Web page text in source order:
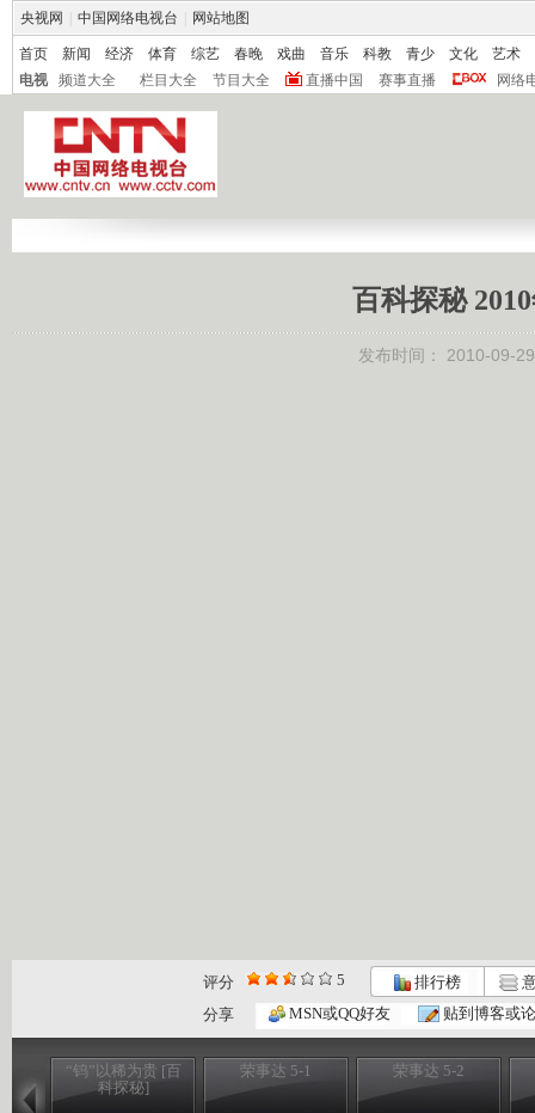
央视网 中国网络电视台 网站地图
首页 新闻 经济 体育 综艺 春晚 戏曲 音乐 科教 青少 文化
艺术
电视
频道大全 栏目大全 节目大全 直播中国 赛事直播 网络
百科探秘
发布时间： 2010-09-
评分 5 排行榜
分享
MSN或QQ好友 贴到博客或
“钨”以稀为贵 [百
科探秘]
荣事达 5-1 荣事达 5-2